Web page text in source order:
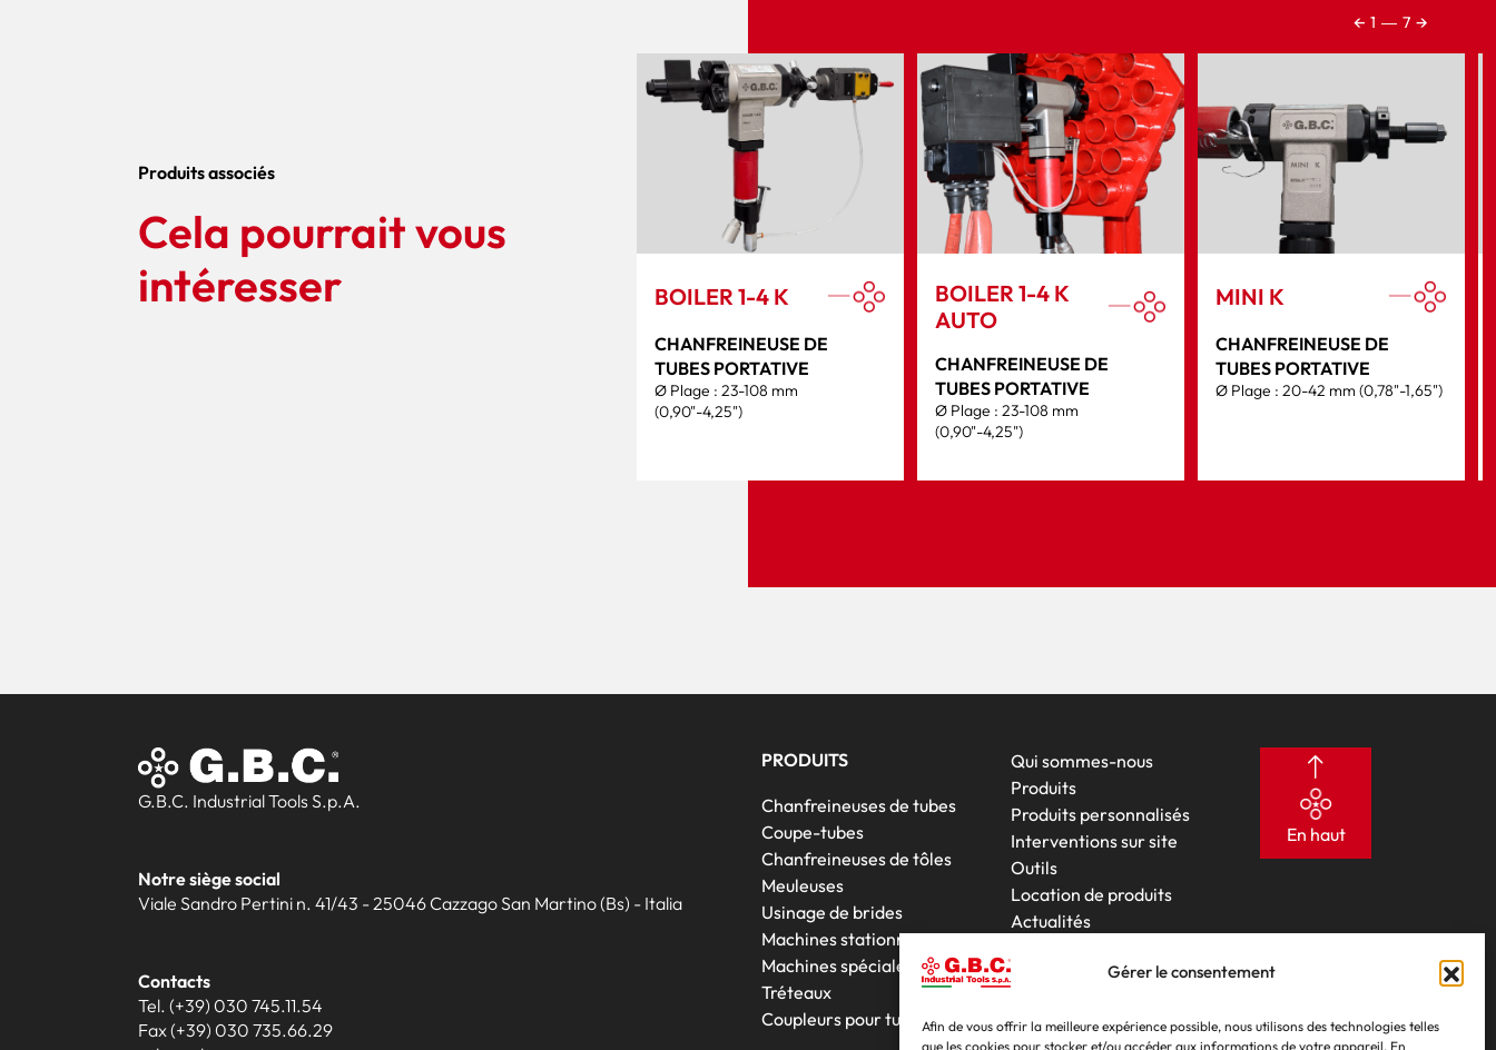
Gérer le consentement
Afin de vous offrir la meilleure expérience possible, nous utilisons des technologies telles
que les cookies pour stocker et/ou accéder aux informations de votre appareil. En
Produits associés
Cela pourrait vous
intéresser
BOILER 1-4 K
CHANFREINEUSE DE
TUBES PORTATIVE
Ø Plage : 23-108 mm
(0,90"-4,25")
BOILER 1-4 K
AUTO
CHANFREINEUSE DE
TUBES PORTATIVE
Ø Plage : 23-108 mm
(0,90"-4,25")
MINI K
CHANFREINEUSE DE
TUBES PORTATIVE
Ø Plage : 20-42 mm (0,78"-1,65")
← 1 ― 7 →
G.B.C. Industrial Tools S.p.A.
Notre siège social
Viale Sandro Pertini n. 41/43 - 25046 Cazzago San Martino (Bs) - Italia
Contacts
Tel. (+39) 030 745.11.54
Fax (+39) 030 735.66.29
PRODUITS
Chanfreineuses de tubes
Coupe-tubes
Chanfreineuses de tôles
Meuleuses
Usinage de brides
Machines stationnaires
Machines spéciales
Tréteaux
Coupleurs pour tubes
Qui sommes-nous
Produits
Produits personnalisés
Interventions sur site
Outils
Location de produits
Actualités
En haut